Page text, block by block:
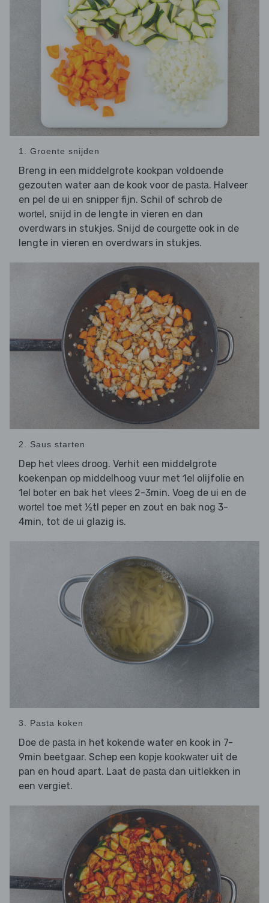
1. Groente snijden
Breng in een middelgrote kookpan voldoende
gezouten water aan de kook voor de pasta. Halveer
en pel de ui en snipper fijn. Schil of schrob de
wortel , snijd in de lengte in vieren en dan
overdwars in stukjes. Snijd de courgette ook in de
lengte in vieren en overdwars in stukjes.
2. Saus starten
Dep het vlees droog. Verhit een middelgrote
koekenpan op middelhoog vuur met 1el olijfolie en
1el boter en bak het vlees 2-3min. Voeg de ui en de
wortel toe met ½tl peper en zout en bak nog 3-
4min, tot de ui glazig is.
3. Pasta koken
Doe de pasta in het kokende water en kook in 7-
9min beetgaar. Schep een kopje kookwater uit de
pan en houd apart. Laat de pasta dan uitlekken in
een vergiet.